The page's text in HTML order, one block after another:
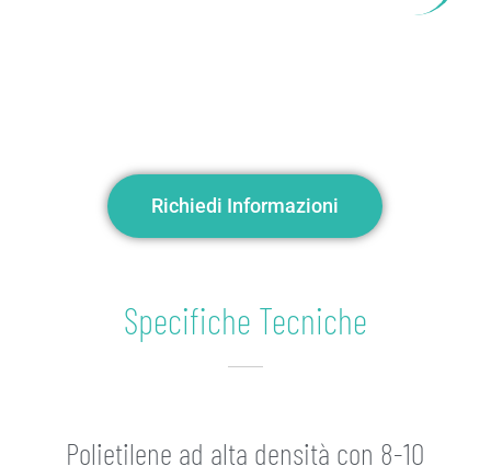
Richiedi Informazioni
Specifiche Tecniche
Polietilene ad alta densità con 8-10